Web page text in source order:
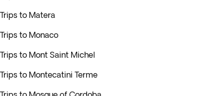
Trips to Matera
Trips to Monaco
Trips to Mont Saint Michel
Trips to Montecatini Terme